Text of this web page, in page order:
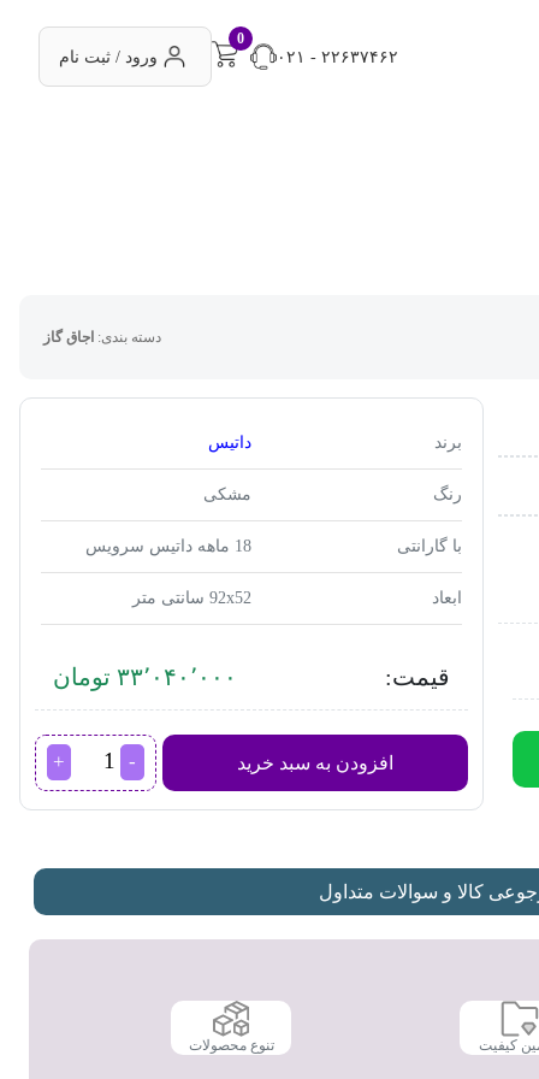
۰۲۱ - ۲۲۶۳۷۴۶۲
0
ورود / ثبت نام
دسته بندی: اجاق گاز
برند داتیس
رنگ مشکی
با گارانتی 18 ماهه داتیس سرویس
ابعاد 92x52 سانتی متر
قیمت: ۳۳٬۰۴۰٬۰۰۰ تومان
افزودن به سبد خرید
اجاق
گاز
عدد
کالا و سوالات متداول
کیفیت تنوع محصولات